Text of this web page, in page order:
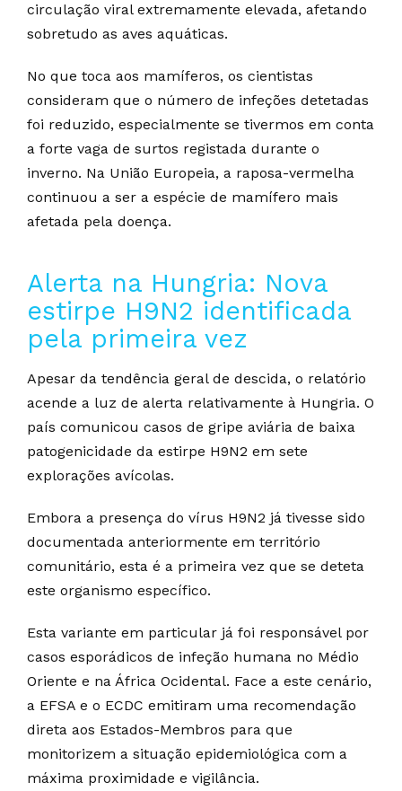
circulação viral extremamente elevada, afetando
sobretudo as aves aquáticas.
No que toca aos mamíferos, os cientistas
consideram que o número de infeções detetadas
foi reduzido, especialmente se tivermos em conta
a forte vaga de surtos registada durante o
inverno. Na União Europeia, a raposa-vermelha
continuou a ser a espécie de mamífero mais
afetada pela doença.
Alerta na Hungria: Nova
estirpe H9N2 identificada
pela primeira vez
Apesar da tendência geral de descida, o relatório
acende a luz de alerta relativamente à Hungria. O
país comunicou casos de gripe aviária de baixa
patogenicidade da estirpe H9N2 em sete
explorações avícolas.
Embora a presença do vírus H9N2 já tivesse sido
documentada anteriormente em território
comunitário, esta é a primeira vez que se deteta
este organismo específico.
Esta variante em particular já foi responsável por
casos esporádicos de infeção humana no Médio
Oriente e na África Ocidental. Face a este cenário,
a EFSA e o ECDC emitiram uma recomendação
direta aos Estados-Membros para que
monitorizem a situação epidemiológica com a
máxima proximidade e vigilância.